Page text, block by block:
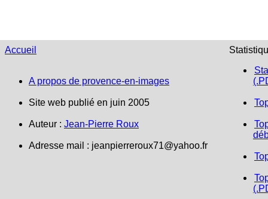
Accueil
A propos de provence-en-images
Site web publié en juin 2005
Auteur : Jean-Pierre Roux
Adresse mail : jeanpierreroux71@yahoo.fr